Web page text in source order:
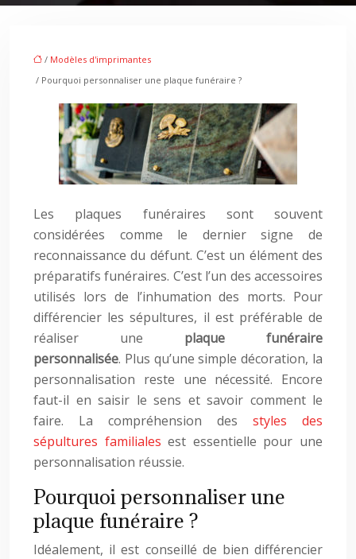
/ Modèles d'imprimantes
/ Pourquoi personnaliser une plaque funéraire ?
Les plaques funéraires sont souvent
considérées comme le dernier signe de
reconnaissance du défunt. C’est un élément des
préparatifs funéraires. C’est l’un des accessoires
utilisés lors de l’inhumation des morts. Pour
différencier les sépultures, il est préférable de
réaliser une plaque funéraire
personnalisée. Plus qu’une simple décoration, la
personnalisation reste une nécessité. Encore
faut-il en saisir le sens et savoir comment le
faire. La compréhension des styles des
sépultures familiales est essentielle pour une
personnalisation réussie.
Pourquoi personnaliser une
plaque funéraire ?
Idéalement, il est conseillé de bien différencier